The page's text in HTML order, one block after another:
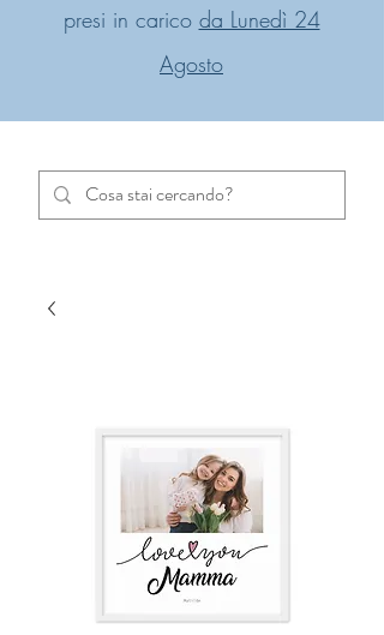
presi in carico da Lunedì 24
Agosto